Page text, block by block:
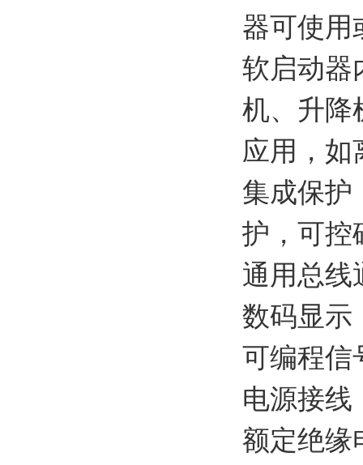
器可使用
软启动器
机、升降
应用，如
集成保护
护，可控
通用总线
数码显示
可编程信
电源接
额定绝缘